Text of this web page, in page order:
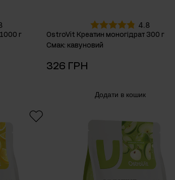
г
4.8
OstroVit Креатин моногідрат 300 г
Смак: кавуновий
326 ГРН
Додати в кошик